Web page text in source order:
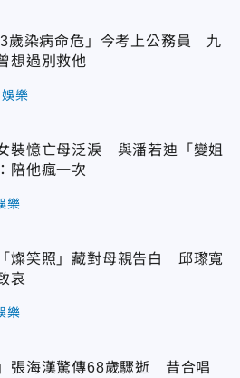
歲染病命危」今考上公務員 九
想過別救他
娛樂
裝憶亡母泛淚 與潘若迪「變姐
陪他瘋一次
樂
燦笑照」藏對母親告白 邱瓈寬
哀
樂
」張海漢驚傳68歲驟逝 昔合唱